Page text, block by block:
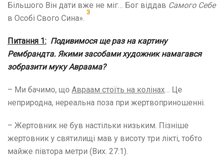
Більшого Він дати вже не міг… Бог віддав Самого Себе
в Особі Свого Сина».
3
Питання 1: Подивимося ще раз на картину
Рембрандта. Якими засобами художник намагався
зобразити муку Авраама?
– Ми бачимо, що Авраам стоїть на колінах… Це
неприродна, нереальна поза при жертвоприношенні.
– Жертовник не був настільки низьким. Пізніше
жертовник у святилищі мав у висоту три лікті, тобто
майже півтора метри (Вих. 27:1).